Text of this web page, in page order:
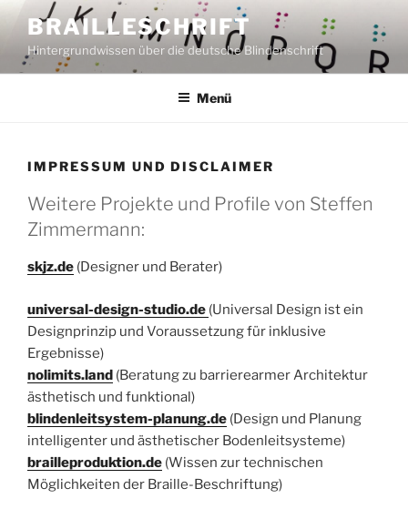
Zum
Inhalt
springen
BRAILLESCHRIFT
Hintergrundwissen über die deutsche Blindenschrift
Menü
IMPRESSUM UND DISCLAIMER
Weitere Projekte und Profile von Steffen
Zimmermann:
skjz.de (Designer und Berater)
universal-design-studio.de (Universal Design ist ein
Designprinzip und Voraussetzung für inklusive
Ergebnisse)
nolimits.land (Beratung zu barrierearmer Architektur
ästhetisch und funktional)
blindenleitsystem-planung.de (Design und Planung
intelligenter und ästhetischer Bodenleitsysteme)
brailleproduktion.de (Wissen zur technischen
Möglichkeiten der Braille-Beschriftung)